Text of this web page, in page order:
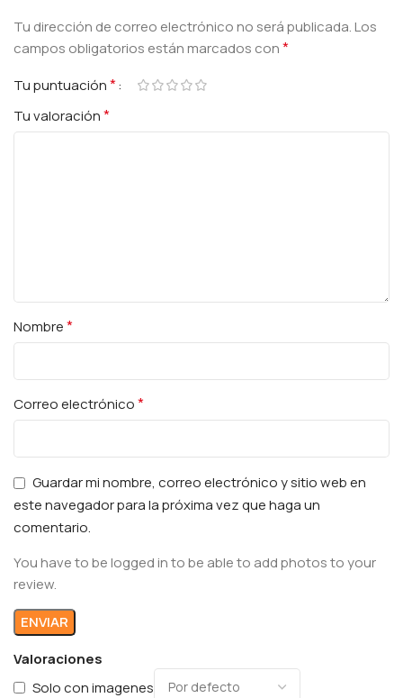
Valoraciones
Solo con imagenes
Tu dirección de correo electrónico no será publicada.Los
campos obligatorios están marcados con*
Tu puntuación*
Tu valoración*
Nombre*
Correo electrónico*
Guardar mi nombre, correo electrónico y sitio web en
este navegador para la próxima vez que haga un
comentario.
You have to be logged in to be able to add photos to your
review.